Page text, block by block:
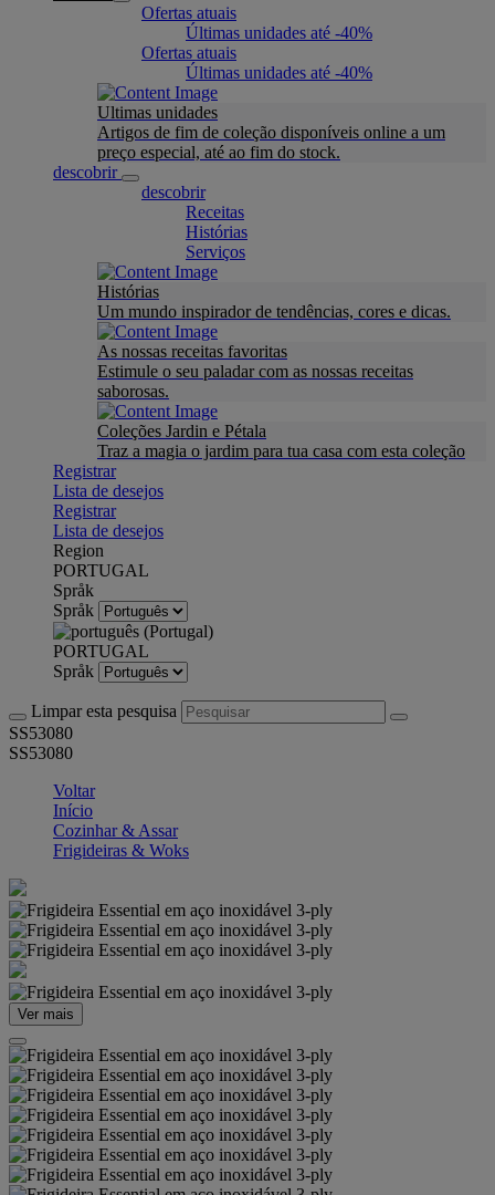
Ofertas atuais
Últimas unidades até -40%
Ofertas atuais
Últimas unidades até -40%
Ultimas unidades
Artigos de fim de coleção disponíveis online a um
preço especial, até ao fim do stock.
descobrir
descobrir
Receitas
Histórias
Serviços
Histórias
Um mundo inspirador de tendências, cores e dicas.
As nossas receitas favoritas
Estimule o seu paladar com as nossas receitas
saborosas.
Coleções Jardin e Pétala
Traz a magia o jardim para tua casa com esta coleção
Registrar
Lista de desejos
Registrar
Lista de desejos
Region
PORTUGAL
Språk
Språk
PORTUGAL
Språk
Limpar esta pesquisa
SS53080
SS53080
Voltar
Início
Cozinhar & Assar
Frigideiras & Woks
Ver mais